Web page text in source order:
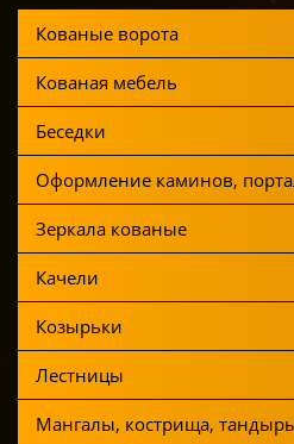
Кованые ворота
Кованая мебель
Беседки
Оформление каминов,
Зеркала кованые
Качели
Козырьки
Лестницы
Мангалы, кострища,